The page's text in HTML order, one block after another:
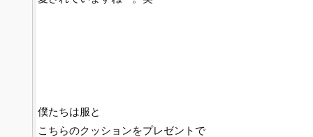
僕たちは服と
こちらのクッションをプレゼントで